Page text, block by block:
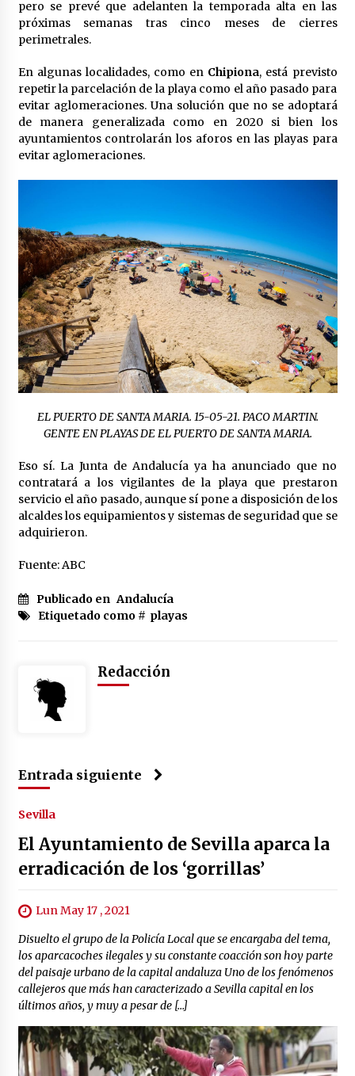
pero se prevé que adelanten la temporada alta en las
próximas semanas tras cinco meses de cierres
perimetrales.
En algunas localidades, como en Chipiona, está previsto
repetir la parcelación de la playa como el año pasado para
evitar aglomeraciones. Una solución que no se adoptará
de manera generalizada como en 2020 si bien los
ayuntamientos controlarán los aforos en las playas para
evitar aglomeraciones.
EL PUERTO DE SANTA MARIA. 15-05-21. PACO MARTIN.
GENTE EN PLAYAS DE EL PUERTO DE SANTA MARIA.
Eso sí. La Junta de Andalucía ya ha anunciado que no
contratará a los vigilantes de la playa que prestaron
servicio el año pasado, aunque sí pone a disposición de los
alcaldes los equipamientos y sistemas de seguridad que se
adquirieron.
Fuente: ABC
Publicado en Andalucía
Etiquetado como # playas
Redacción
Entrada siguiente
Sevilla
El Ayuntamiento de Sevilla aparca la
erradicación de los ‘gorrillas’
Lun May 17 , 2021
Disuelto el grupo de la Policía Local que se encargaba del tema,
los aparcacoches ilegales y su constante coacción son hoy parte
del paisaje urbano de la capital andaluza Uno de los fenómenos
callejeros que más han caracterizado a Sevilla capital en los
últimos años, y muy a pesar de […]